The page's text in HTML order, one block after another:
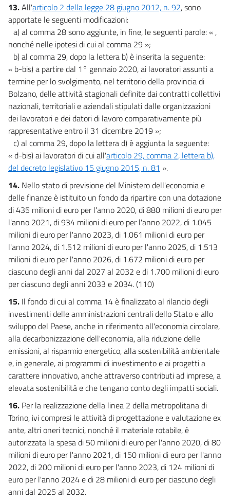
13.All'articolo 2 della legge 28 giugno 2012, n. 92, sono
apportate le seguenti modificazioni:
a) al comma 28 sono aggiunte, in fine, le seguenti parole: « ,
nonché nelle ipotesi di cui al comma 29 »;
b) al comma 29, dopo la lettera b) è inserita la seguente:
« b-bis) a partire dal 1° gennaio 2020, ai lavoratori assunti a
termine per lo svolgimento, nel territorio della provincia di
Bolzano, delle attività stagionali definite dai contratti collettivi
nazionali, territoriali e aziendali stipulati dalle organizzazioni
dei lavoratori e dei datori di lavoro comparativamente più
rappresentative entro il 31 dicembre 2019 »;
c) al comma 29, dopo la lettera d) è aggiunta la seguente:
« d-bis) ai lavoratori di cui all'articolo 29, comma 2, lettera b),
del decreto legislativo 15 giugno 2015, n. 81 ».
14. Nello stato di previsione del Ministero dell'economia e
delle finanze è istituito un fondo da ripartire con una dotazione
di 435 milioni di euro per l'anno 2020, di 880 milioni di euro per
l'anno 2021, di 934 milioni di euro per l'anno 2022, di 1.045
milioni di euro per l'anno 2023, di 1.061 milioni di euro per
l'anno 2024, di 1.512 milioni di euro per l'anno 2025, di 1.513
milioni di euro per l'anno 2026, di 1.672 milioni di euro per
ciascuno degli anni dal 2027 al 2032 e di 1.700 milioni di euro
per ciascuno degli anni 2033 e 2034. (110)
15. Il fondo di cui al comma 14 è finalizzato al rilancio degli
investimenti delle amministrazioni centrali dello Stato e allo
sviluppo del Paese, anche in riferimento all'economia circolare,
alla decarbonizzazione dell'economia, alla riduzione delle
emissioni, al risparmio energetico, alla sostenibilità ambientale
e, in generale, ai programmi di investimento e ai progetti a
carattere innovativo, anche attraverso contributi ad imprese, a
elevata sostenibilità e che tengano conto degli impatti sociali.
16. Per la realizzazione della linea 2 della metropolitana di
Torino, ivi compresi le attività di progettazione e valutazione ex
ante, altri oneri tecnici, nonché il materiale rotabile, è
autorizzata la spesa di 50 milioni di euro per l'anno 2020, di 80
milioni di euro per l'anno 2021, di 150 milioni di euro per l'anno
2022, di 200 milioni di euro per l'anno 2023, di 124 milioni di
euro per l'anno 2024 e di 28 milioni di euro per ciascuno degli
anni dal 2025 al 2032.